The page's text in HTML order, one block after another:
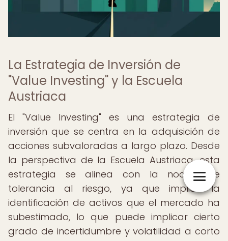
La Estrategia de Inversión de
"Value Investing" y la Escuela
Austriaca
El "Value Investing" es una estrategia de
inversión que se centra en la adquisición de
acciones subvaloradas a largo plazo. Desde
la perspectiva de la Escuela Austriaca, esta
estrategia se alinea con la noción de
tolerancia al riesgo, ya que implica la
identificación de activos que el mercado ha
subestimado, lo que puede implicar cierto
grado de incertidumbre y volatilidad a corto